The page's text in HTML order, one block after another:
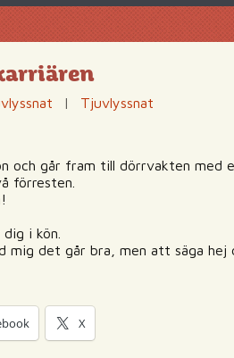
|
Tjuvlyssnat
och går fram till dörrvakten med
förresten.
i kön.
mig det går bra, men att säga hej
X